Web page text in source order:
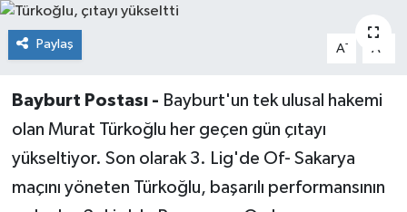
Paylaş A- A
Bayburt Postası - Bayburt'un tek ulusal hakemi
olan Murat Türkoğlu her geçen gün çıtayı
yükseltiyor. Son olarak 3. Lig'de Of- Sakarya
maçını yöneten Türkoğlu, başarılı performansının
Haber Arşivi